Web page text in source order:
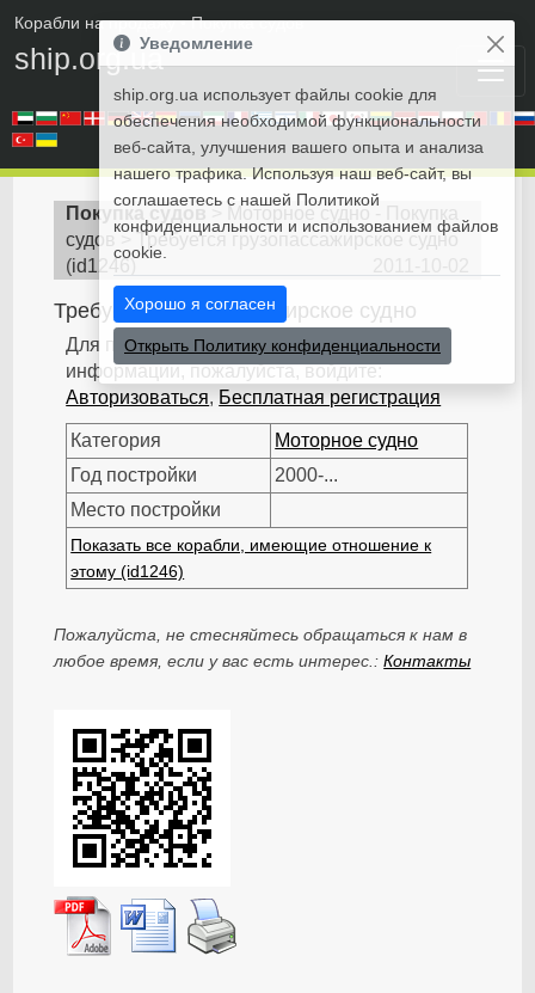
Корабли на продажу• Покупка судов
ship.org.ua
Покупка судов
Моторное судно - Покупка
судов
Требуется грузопассажирское судно
(id1246
Требуется грузопассажирское судно
Для получения дополнительной
информации, пожалуйста, войдите:
Авторизоваться, Бесплатная регистрация
Категория
Моторное судно
Год постройки
2000-...
Место постройки
Показать все корабли, имеющие отношение к
этому (id1246)
Пожалуйста, не стесняйтесь обращаться к нам в
любое время, если у вас есть интерес.:Контакты
Уведомление
ship.org.ua использует файлы cookie для
обеспечения необходимой функциональности
веб-сайта, улучшения вашего опыта и анализа
нашего трафика. Используя наш веб-сайт, вы
соглашаетесь с нашей Политикой
конфиденциальности и использованием файлов
cookie.
Хорошо я согласен
Открыть Политику конфиденциальности